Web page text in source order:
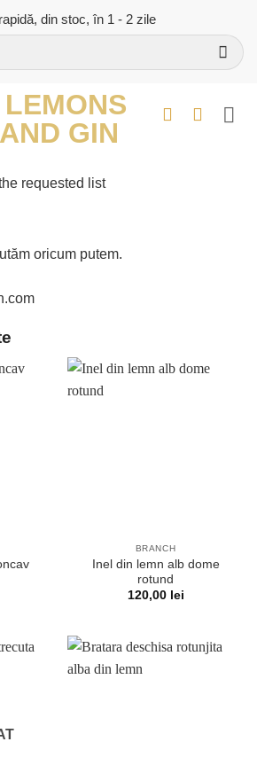
din stoc, în 1 - 2 zile
requested list
oricum putem.
BRANCH
Inel din lemn alb dome
rotund
120,00 lei